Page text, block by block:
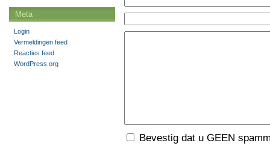
Bevestig dat u GEEN
Meta
Login
Vermeldingen feed
Reacties feed
WordPress.org